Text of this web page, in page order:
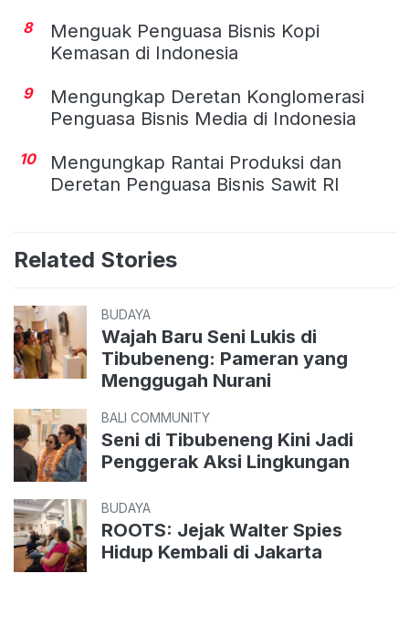
8
Menguak Penguasa Bisnis Kopi
Kemasan di Indonesia
9
Mengungkap Deretan Konglomerasi
Penguasa Bisnis Media di Indonesia
10
Mengungkap Rantai Produksi dan
Deretan Penguasa Bisnis Sawit RI
Related Stories
BUDAYA
Wajah Baru Seni Lukis di
Tibubeneng: Pameran yang
Menggugah Nurani
BALI COMMUNITY
Seni di Tibubeneng Kini Jadi
Penggerak Aksi Lingkungan
BUDAYA
ROOTS: Jejak Walter Spies
Hidup Kembali di Jakarta